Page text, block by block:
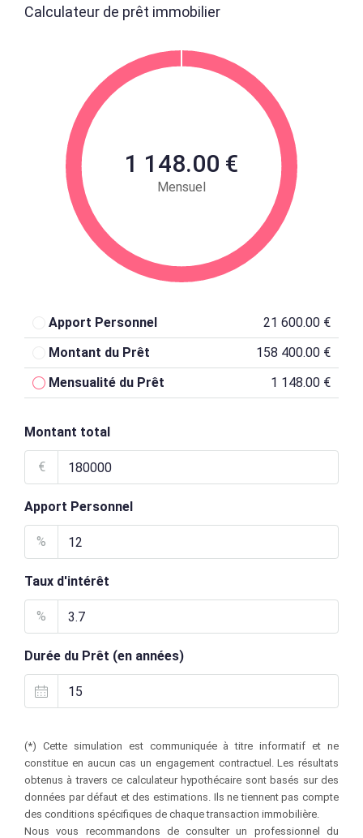
Calculateur de prêt immobilier
1 148.00 €
Mensuel
Apport Personnel
21 600.00 €
Montant du Prêt
158 400.00 €
Mensualité du Prêt
1 148.00 €
Montant total
€
Apport Personnel
%
Taux d'intérêt
%
Durée du Prêt (en années)
(*) Cette simulation est communiquée à titre informatif et ne
constitue en aucun cas un engagement contractuel. Les résultats
obtenus à travers ce calculateur hypothécaire sont basés sur des
données par défaut et des estimations. Ils ne tiennent pas compte
des conditions spécifiques de chaque transaction immobilière.
Nous vous recommandons de consulter un professionnel du